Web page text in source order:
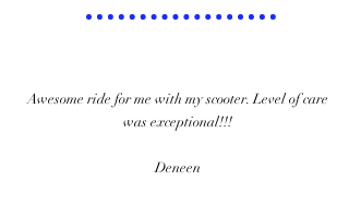
Awesome ride for me with my scooter. Level of care
was exceptional!!!​
Deneen